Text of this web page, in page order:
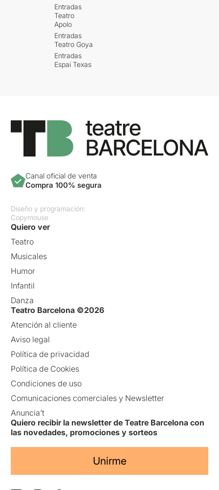
Entradas
Teatro
Apolo
Entradas
Teatro Goya
Entradas
Espai Texas
Canal oficial de venta
Compra 100% segura
Diseño y programación:
Copymouse
Quiero ver
Teatro
Musicales
Humor
Infantil
Danza
Teatro Barcelona ©2026
Atención al cliente
Aviso legal
Política de privacidad
Política de Cookies
Condiciones de uso
Comunicaciones comerciales y Newsletter
Anuncia’t
Quiero recibir la newsletter de Teatre Barcelona con
las novedades, promociones y sorteos
Unirme